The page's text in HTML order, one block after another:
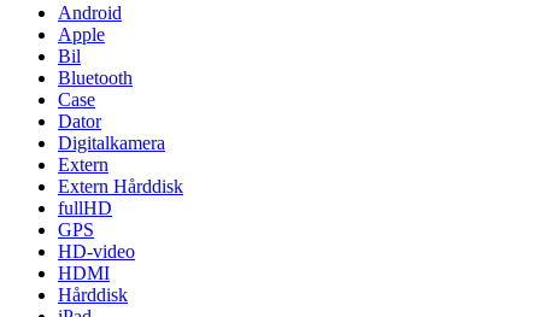
Android
Apple
Bil
Bluetooth
Case
Dator
Digitalkamera
Extern
Extern Hårddisk
fullHD
GPS
HD-video
HDMI
Hårddisk